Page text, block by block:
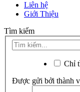
Liên hệ
Giới Thiệu
Tìm kiếm
Chỉ
Được gửi bởi thành